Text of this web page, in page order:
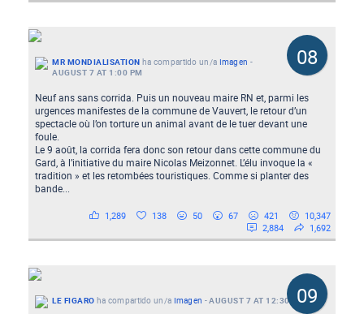
08
MR MONDIALISATION ha compartido un/a Imagen -
AUGUST 7 AT 1:00 PM
Neuf ans sans corrida. Puis un nouveau maire RN et, parmi les
urgences manifestes de la commune de Vauvert, le retour d’un
spectacle où l’on torture un animal avant de le tuer devant une
foule.
Le 9 août, la corrida fera donc son retour dans cette commune du
Gard, à l’initiative du maire Nicolas Meizonnet. L’élu invoque la «
tradition » et les retombées touristiques. Comme si planter des
bande...
1,289 138 50 67 421
10,347
2,884
1,692
09
LE FIGARO ha compartido un/a Imagen -AUGUST 7 AT 12:30 PM